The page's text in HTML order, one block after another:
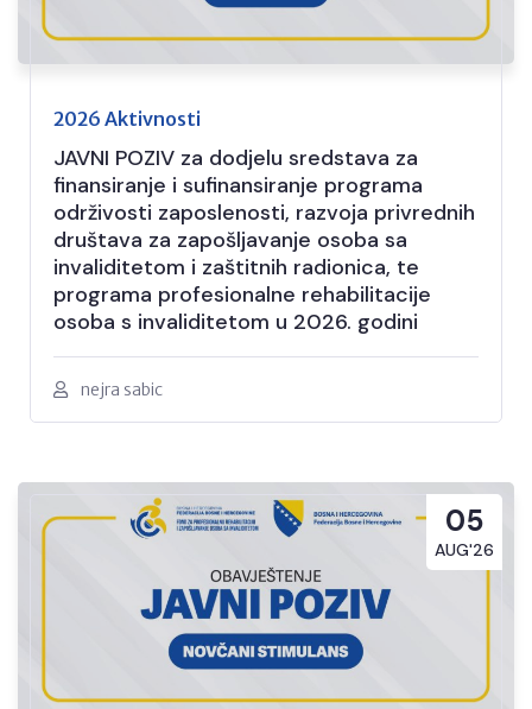
2026 Aktivnosti
JAVNI POZIV za dodjelu sredstava za
finansiranje i sufinansiranje programa
održivosti zaposlenosti, razvoja privrednih
društava za zapošljavanje osoba sa
invaliditetom i zaštitnih radionica, te
programa profesionalne rehabilitacije
osoba s invaliditetom u 2026. godini
nejra sabic
05
AUG'26